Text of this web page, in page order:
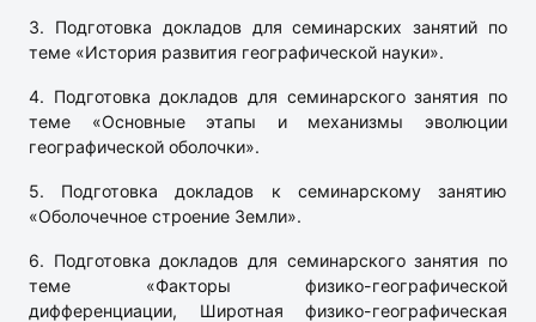
3. Подготовка докладов для семинарских занятий по
теме «История развития географической науки».
4. Подготовка докладов для семинарского занятия по
теме «Основные этапы и механизмы эволюции
географической оболочки».
5. Подготовка докладов к семинарскому занятию
«Оболочечное строение Земли».
6. Подготовка докладов для семинарского занятия по
теме «Факторы физико-географической
дифференциации, Широтная физико-географическая